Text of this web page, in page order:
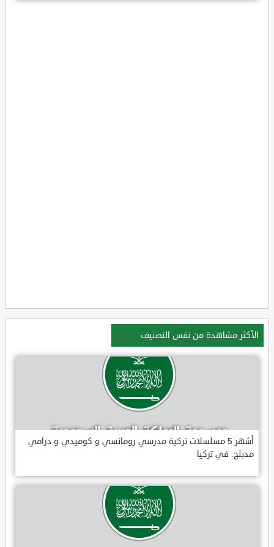
الأكثر مشاهدة من نفس التصنيف
أشهر 5 مسلسلات تركية مدرسي رومانسي و كوميدي و درامي
مدبلج. في تركيا